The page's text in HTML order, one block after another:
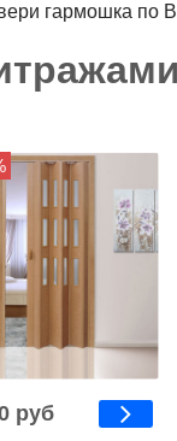
гармошка по
руб